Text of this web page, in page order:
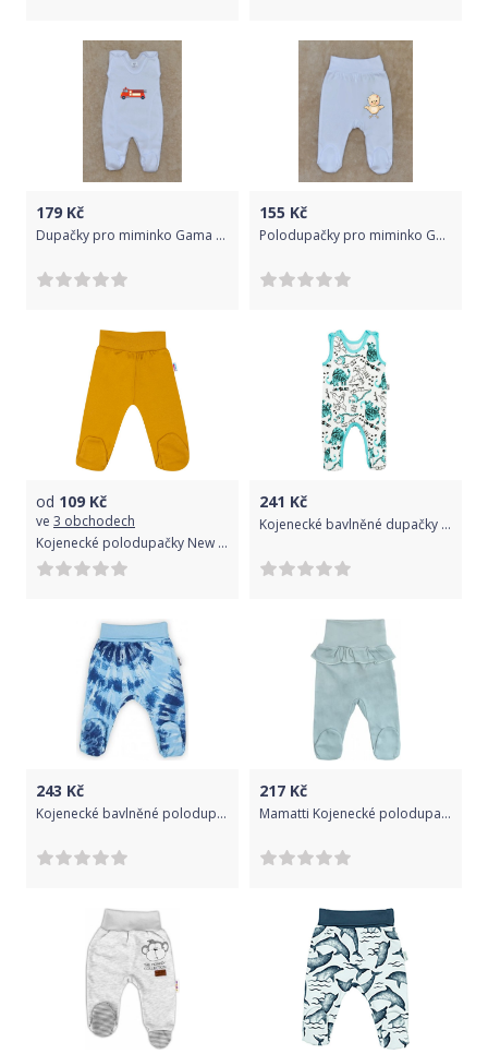
179 Kč
Dupačky pro miminko Gama bílé Hasič vel.56
155 Kč
Polodupačky pro miminko Gama bílé s kuřátkem vel.56
od 109 Kč
ve 3 obchodech
Kojenecké polodupačky New Baby Classic II hořčicové 68 (4-6m)
241 Kč
Kojenecké bavlněné dupačky Nicol Dinosaur 62 (3-6m)
243 Kč
Kojenecké bavlněné polodupačky Nicol Tomi modrá, Modrá, 80 (9-12m)
217 Kč
Mamatti Kojenecké polodupačky s volánkem, Nature - mátová, Velikost koj. oblečení 50 (0-1m)